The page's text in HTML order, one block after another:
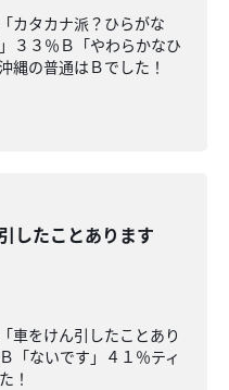
カタカナ派？ひらがな
３３％Ｂ「やわらかなひ
縄の普通はＢでした！
したことあります
車をけん引したことあり
「ないです」４１％ティ
！